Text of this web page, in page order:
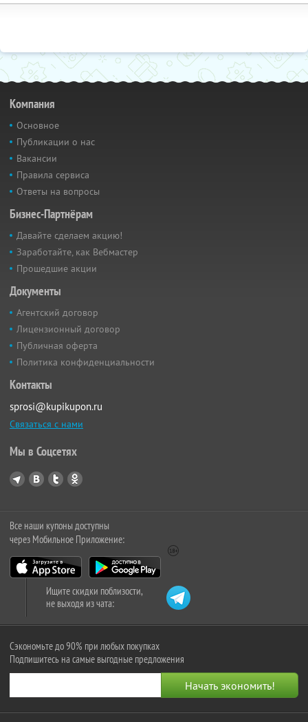
Компания
Основное
Публикации о нас
Вакансии
Правила сервиса
Ответы на вопросы
Бизнес-Партнёрам
Давайте сделаем акцию!
Заработайте, как Вебмастер
Прошедшие акции
Документы
Агентский договор
Лицензионный договор
Публичная оферта
Политика конфиденциальности
Контакты
sprosi@kupikupon.ru
Связаться с нами
Мы в Соцсетях
Все наши купоны доступны
через Мобильное Приложение:
Ищите скидки поблизости,
не выходя из чата:
Сэкономьте до 90% при любых покупках
Подпишитесь на самые выгодные предложения